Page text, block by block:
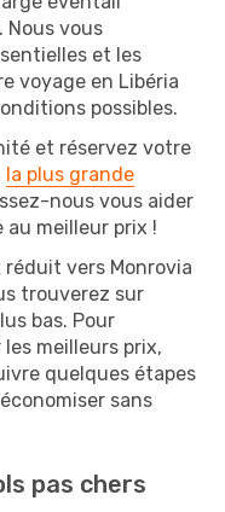
Nous vous
et les
voyage en Libéria
possibles.
et réservez votre
la plus grande
nous vous aider
meilleur prix !
vers Monrovia
trouverez sur
bas. Pour
meilleurs prix,
quelques étapes
sans
pas chers